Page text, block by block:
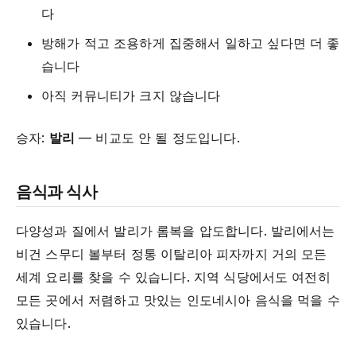
다
방해가 적고 조용하게 집중해서 일하고 싶다면 더 좋
습니다
아직 커뮤니티가 크지 않습니다
승자: 발리 — 비교도 안 될 정도입니다.
음식과 식사
다양성과 질에서 발리가 롬복을 압도합니다. 발리에서는
비건 스무디 볼부터 정통 이탈리아 피자까지 거의 모든
세계 요리를 찾을 수 있습니다. 지역 식당에서도 여전히
모든 곳에서 저렴하고 맛있는 인도네시아 음식을 먹을 수
있습니다.